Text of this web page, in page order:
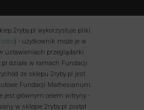
wykorzystuje pliki
) - użytkownik może je w
ustawieniach przeglądarki.
działa w ramach Fundacji
ze sklepu 2ryby.pl jest
Fundacji Mathesianum.
jest głównym celem witryny -
w sklepie 2ryby.pl został